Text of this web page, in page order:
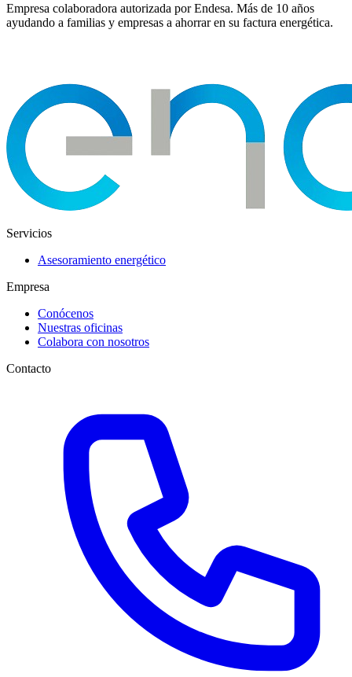
Empresa colaboradora autorizada por Endesa. Más de 10 años
ayudando a familias y empresas a ahorrar en su factura energética.
Servicios
Asesoramiento energético
Empresa
Conócenos
Nuestras oficinas
Colabora con nosotros
Contacto